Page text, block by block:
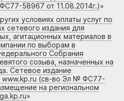
58967 от 11.08.2014г.)»
условиях оплаты услуг по
сетевого издания для
агитационных материалов в
по выборам в
Собрания
созыва, назначенных на
Сетевое издание
www.kp.ru (св-во Эл № ФС77-
на региональном
»